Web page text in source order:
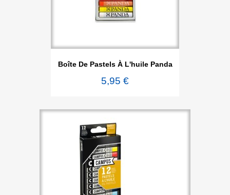
Boîte De Pastels À L'huile Panda
5,95 €